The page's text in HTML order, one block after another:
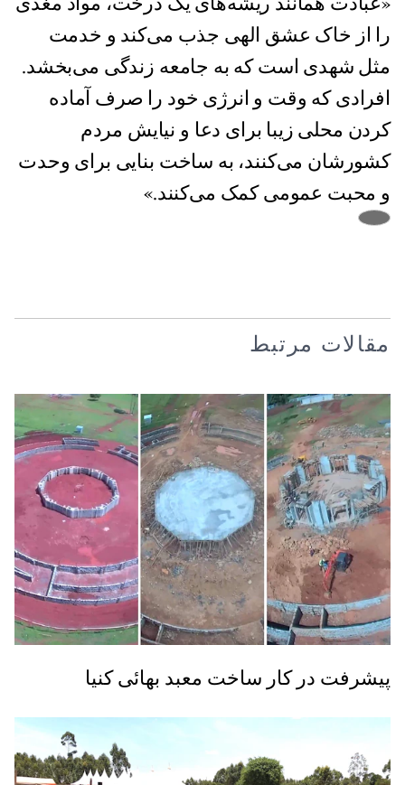
را از خاک عشق الهی جذب می‌کند و خدمت
مثل شهدی است که به جامعه زندگی می‌‌بخشد.
افرادی که وقت و انرژی خود را صرف آماده
کردن محلی زیبا برای دعا و نیایش مردم
کشورشان می‌کنند، به ساخت بنایی برای وحدت
و محبت عمومی کمک می‌کنند.»
مقالات مرتبط
پیشرفت در کار ساخت معبد بهائی کنیا